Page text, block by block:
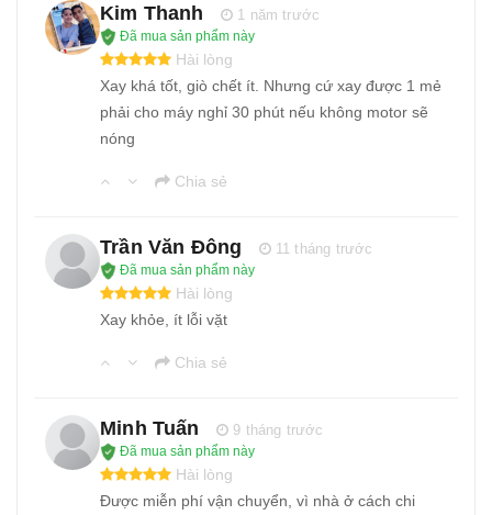
Kim Thanh
1 năm trước
Đã mua sản phẩm này
Hài lòng
Xay khá tốt, giò chết ít. Nhưng cứ xay được 1 mẻ
phải cho máy nghỉ 30 phút nếu không motor sẽ
nóng
Chia sẻ
Trần Văn Đông
11 tháng trước
Đã mua sản phẩm này
Hài lòng
Xay khỏe, ít lỗi vặt
Chia sẻ
Minh Tuấn
9 tháng trước
Đã mua sản phẩm này
Hài lòng
Được miễn phí vận chuyển, vì nhà ở cách chi